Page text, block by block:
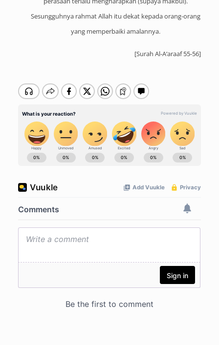
Sesungguhnya rahmat Allah itu dekat kepada orang-orang
yang memperbaiki amalannya.
[Surah Al-A‘araaf 55-56]